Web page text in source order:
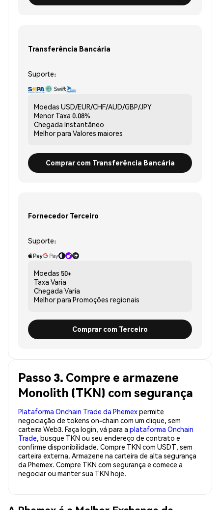
Transferência Bancária
Suporte:
Moedas USD/EUR/CHF/AUD/GBP/JPY
Menor Taxa 0.08%
Chegada Instantâneo
Melhor para Valores maiores
Comprar com Transferência Bancária
Fornecedor Terceiro
Suporte:
Moedas 50+
Taxa Varia
Chegada Varia
Melhor para Promoções regionais
Comprar com Terceiro
Passo 3. Compre e armazene
Monolith (TKN) com segurança
Plataforma Onchain Trade da Phemexpermite
negociação de tokens on-chain com um clique, sem
carteira Web3. Faça login, vá para a plataforma Onchain
Trade, busque TKN ou seu endereço de contrato e
confirme disponibilidade. Compre TKN com USDT, sem
carteira externa. Armazene na carteira de alta segurança
da Phemex. Compre TKN com segurança e comece a
negociar ou manter sua TKN hoje.